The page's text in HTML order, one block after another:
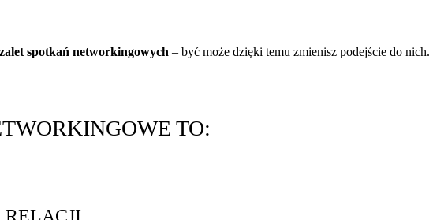
spotkań networkingowych – być może dzięki temu zmienisz podejście do nich.
TO: